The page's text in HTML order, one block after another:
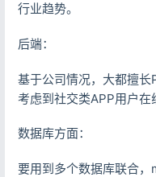
行业趋势。
后端：
基于公司情况，大都擅长
考虑到社交类APP用户在
数据库方面：
要用到多个数据库联合，